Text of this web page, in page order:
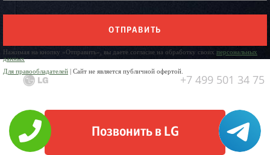
ОТПРАВИТЬ
Нажимая на кнопку «Отправить», вы даете согласие на обработку своих персональных
данных
Для правообладателей | Сайт не является публичной офертой.
+7 499 501 34 75
Позвонить в LG